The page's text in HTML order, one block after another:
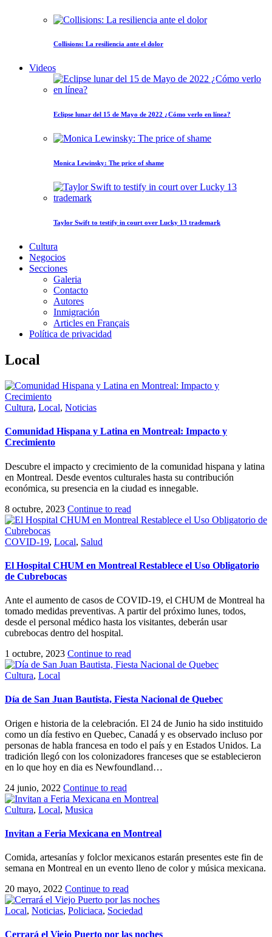
Collisions: La resiliencia ante el dolor
Videos
Eclipse lunar del 15 de Mayo de 2022 ¿Cómo verlo en línea?
Monica Lewinsky: The price of shame
Taylor Swift to testify in court over Lucky 13 trademark
Cultura
Negocios
Secciones
Galeria
Contacto
Autores
Inmigración
Articles en Français
Política de privacidad
Local
Cultura, Local, Noticias
Comunidad Hispana y Latina en Montreal: Impacto y
Crecimiento
Descubre el impacto y crecimiento de la comunidad hispana y latina
en Montreal. Desde eventos culturales hasta su contribución
económica, su presencia en la ciudad es innegable.
8 octubre, 2023 Continue to read
COVID-19, Local, Salud
El Hospital CHUM en Montreal Restablece el Uso Obligatorio
de Cubrebocas
Ante el aumento de casos de COVID-19, el CHUM de Montreal ha
tomado medidas preventivas. A partir del próximo lunes, todos,
desde el personal médico hasta los visitantes, deberán usar
cubrebocas dentro del hospital.
1 octubre, 2023 Continue to read
Cultura, Local
Día de San Juan Bautista, Fiesta Nacional de Quebec
Origen e historia de la celebración. El 24 de Junio ha sido instituido
como un día festivo en Quebec, Canadá y es observado incluso por
personas de habla francesa en todo el país y en Estados Unidos. La
tradición llegó con los colonizadores franceses que se establecieron
en lo que hoy en dia es Newfoundland…
24 junio, 2022 Continue to read
Cultura, Local, Musica
Invitan a Feria Mexicana en Montreal
Comida, artesanías y folclor mexicanos estarán presentes este fin de
semana en Montreal en un evento lleno de color y música mexicana.
20 mayo, 2022 Continue to read
Local, Noticias, Policiaca, Sociedad
Cerrará el Viejo Puerto por las noches